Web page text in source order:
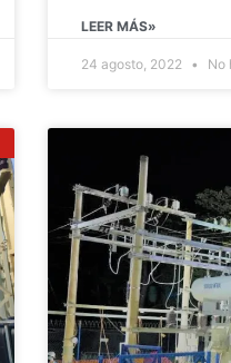
LEER MÁS»
24 agosto, 2022 No